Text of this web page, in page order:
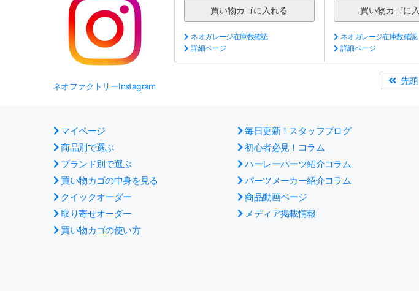
ネオファクトリーInstagram
ネオガレージ在庫数確認
詳細ページ
ネオガレージ在庫数確認
詳細ページ
先頭
マイページ
商品別で選ぶ
ブランド別で選ぶ
買い物カゴの中身を見る
クイックオーダー
取り寄せオーダー
買い物カゴの使い方
毎日更新！スタッフブログ
初心者必見！コラム
ハーレーパーツ紹介コラム
パーツメーカー紹介コラム
商品動画ページ
メディア掲載情報